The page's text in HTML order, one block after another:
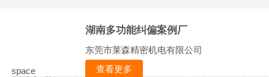
space
湖南多功能纠偏案例厂
东莞市莱森精密机电有限公司
查看更多